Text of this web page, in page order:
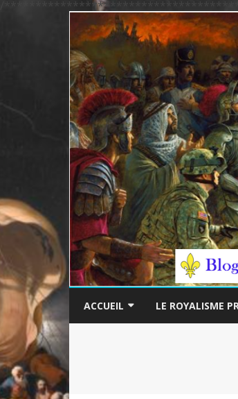
/
ACCUEIL LE ROYALISME